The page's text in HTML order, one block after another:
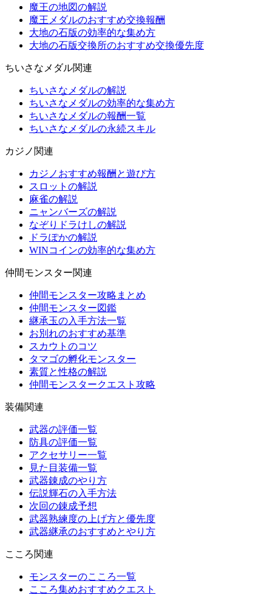
魔王の地図の解説
魔王メダルのおすすめ交換報酬
大地の石版の効率的な集め方
大地の石版交換所のおすすめ交換優先度
ちいさなメダル関連
ちいさなメダルの解説
ちいさなメダルの効率的な集め方
ちいさなメダルの報酬一覧
ちいさなメダルの永続スキル
カジノ関連
カジノおすすめ報酬と遊び方
スロットの解説
麻雀の解説
ニャンバーズの解説
なぞりドラけしの解説
ドラぽかの解説
WINコインの効率的な集め方
仲間モンスター関連
仲間モンスター攻略まとめ
仲間モンスター図鑑
継承玉の入手方法一覧
お別れのおすすめ基準
スカウトのコツ
タマゴの孵化モンスター
素質と性格の解説
仲間モンスタークエスト攻略
装備関連
武器の評価一覧
防具の評価一覧
アクセサリー一覧
見た目装備一覧
武器錬成のやり方
伝説輝石の入手方法
次回の錬成予想
武器熟練度の上げ方と優先度
武器継承のおすすめとやり方
こころ関連
モンスターのこころ一覧
こころ集めおすすめクエスト